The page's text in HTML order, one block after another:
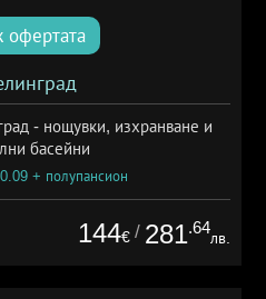
офертата
- нощувки, изхранване и
басейни
+ полупансион
144€ / 281.64
лв.